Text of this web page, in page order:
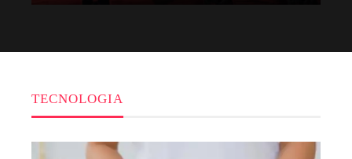
TECNOLOGIA